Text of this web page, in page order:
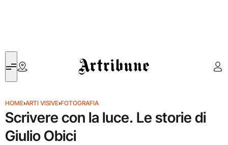
Artribune
HOME›ARTI VISIVE›FOTOGRAFIA
Scrivere con la luce. Le storie di
Giulio Obici